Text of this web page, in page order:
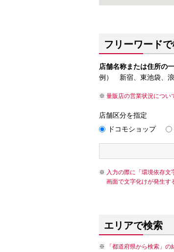
フリーワード
店舗名称または住所の
例） 新宿、東池袋、
量販店の営業状況につい
店舗区分を指定
ドコモショップ
入力の際に「環境依存
画面で文字化けが発生す
エリアで検索
「都道府県から検索」